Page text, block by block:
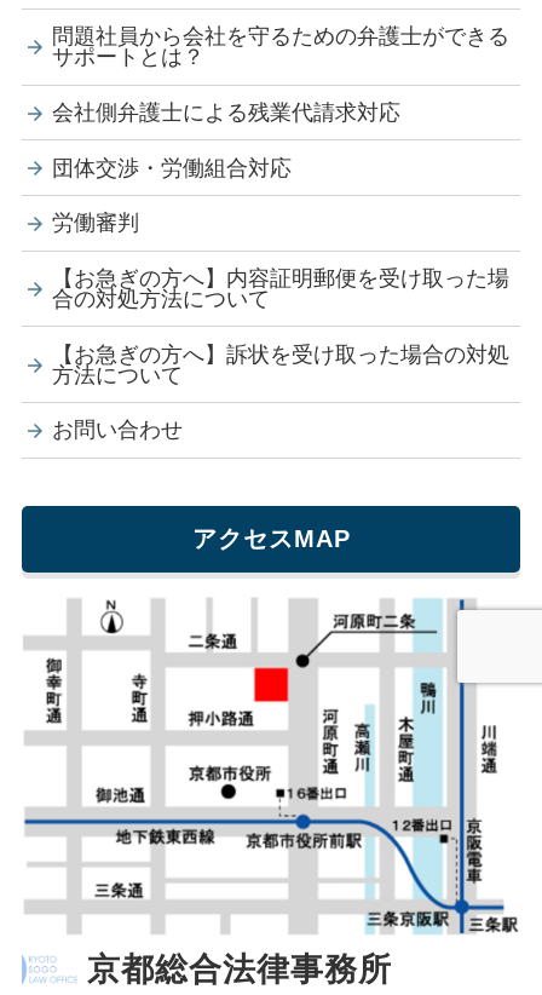
問題社員から会社を守るための弁護士ができる
サポートとは？
会社側弁護士による残業代請求対応
団体交渉・労働組合対応
労働審判
【お急ぎの方へ】内容証明郵便を受け取った場
合の対処方法について
【お急ぎの方へ】訴状を受け取った場合の対処
方法について
お問い合わせ
アクセスMAP
京都総合法律事務所